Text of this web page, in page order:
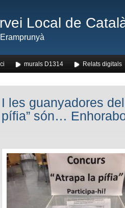
Local de
murals D1314 Relats digitals
I les guanyadores
pífia” són…